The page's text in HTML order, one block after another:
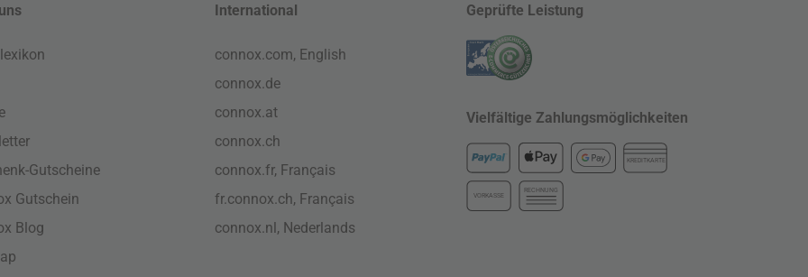
Gutscheine
Gutschein
Blog
International
connox.com, English
connox.de
connox.at
connox.ch
connox.fr, Français
fr.connox.ch, Français
connox.nl, Nederlands
Geprüfte Leistung
Vielfältige Zahlungsmöglichkeiten
KREDITKARTE
VORKASSE
RECHNUNG